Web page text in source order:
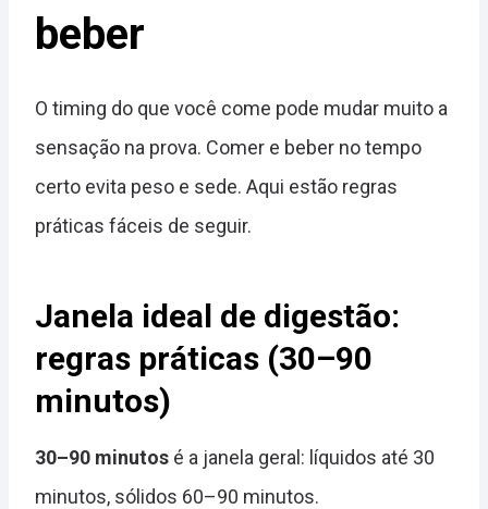
beber
O timing do que você come pode mudar muito a
sensação na prova. Comer e beber no tempo
certo evita peso e sede. Aqui estão regras
práticas fáceis de seguir.
Janela ideal de digestão:
regras práticas (30–90
minutos)
30–90 minutos é a janela geral: líquidos até 30
minutos, sólidos 60–90 minutos.